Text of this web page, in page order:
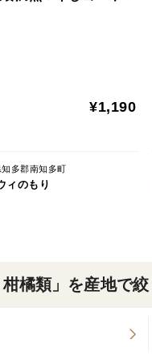
柑橘類」を産地で
¥1,190
多郡南知多町
ィのもり